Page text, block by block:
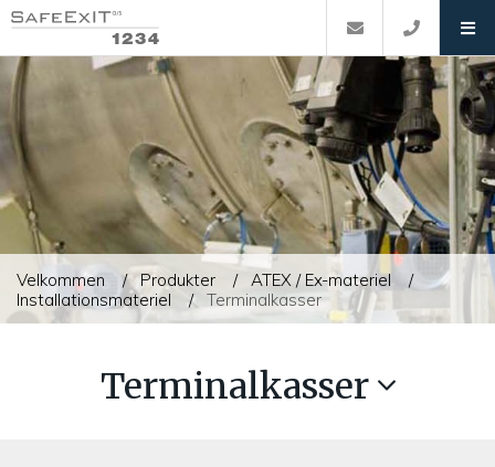
Velkommen Produkter
ATEX / Ex-materiel
Installationsmateriel
Terminalkasser
Terminalkasser